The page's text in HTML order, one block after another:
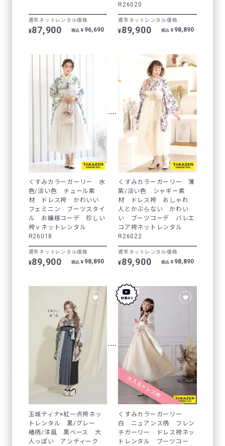
通常ネットレンタル価格
¥87,900 税込 ¥ 96,690
R26020
通常ネットレンタル価格
¥89,900 税込 ¥ 98,890
くすみカラーガーリー 水
色/淡い色 チュール素
材 ドレス袴 かわいい
フェミニン ブーツスタイ
ル お嬢様コーデ 珍しい
袴ｖネットレンタル
R26018
通常ネットレンタル価格
¥89,900 税込 ¥ 98,890
くすみカラーガーリー 薄
紫/淡い色 シャギー素
材 ドレス袴 おしゃれ
人とかぶらない かわい
い ブーツコーデ バレエ
コア袴ネットレンタル
R26022
通常ネットレンタル価格
¥89,900 税込 ¥ 98,890
玉城ティナ×紅一点袴ネッ
トレンタル 黒/グレー
椿柄/洋風 黒ベース 大
人っぽい アンティーク
大人気ドレス袴
くすみカラーガーリー
白 ニュアンス柄 フレン
チガーリー ドレス袴ネッ
トレンタル ブーツコー